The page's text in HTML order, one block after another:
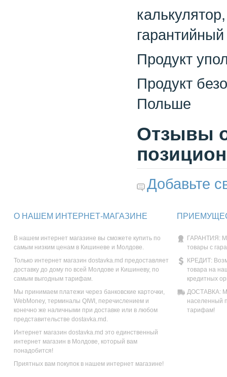
гарантийный
Продукт
Продукт
Польше
Отзывы
Добавьте
О НАШЕМ ИНТЕРНЕТ-МАГАЗИНЕ
В нашем интернет магазине вы сможете купить по
самым низким ценам в Кишиневе и Молдове.
Только интернет магазин dostavka.md предоставляет
доставку до дому по всей Молдове и Кишиневу, по
самым выгодным тарифам.
Мы принимаем платежи через банковские карточки,
WebMoney, терминалы QIWI, перечислением и
конечно же наличными при доставке или в любом
представительстве dostavka.md.
Интернет магазин dostavka.md это единственный
интернет магазин в Молдове, который вам
понадобится!
Приятных вам покупок в нашем интернет магазине!
ГАРАНТИЯ:
товары с
КРЕДИТ:
товара на
кредитных
ДОСТАВКА:
населенный
тарифам!